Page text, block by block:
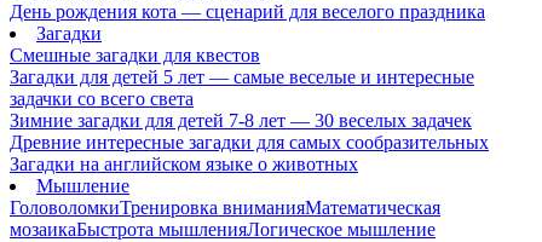
День рождения кота — сценарий для веселого праздника
Загадки
Смешные загадки для квестов
Загадки для детей 5 лет — самые веселые и интересные
задачки со всего света
Зимние загадки для детей 7-8 лет — 30 веселых задачек
Древние интересные загадки для самых сообразительных
Загадки на английском языке о животных
Мышление
ГоловоломкиТренировка вниманияМатематическая
мозаикаБыстрота мышленияЛогическое мышление